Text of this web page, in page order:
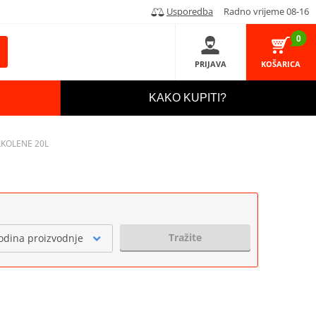
Usporedba Radno vrijeme 08-16
PRIJAVA
0
KOŠARICA
KAKO KUPITI?
20L
proizvodnje Tražite